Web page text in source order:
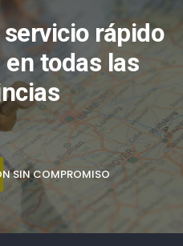
rápido
todas las
SIN COMPROMISO